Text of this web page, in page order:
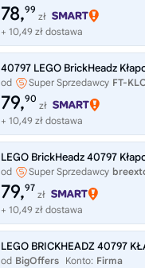
78,99
zł
+ 10,49 zł dostawa
40797 LEGO BrickHeadz
od Super Sprzedawcy FT-
79,90
zł
+ 10,49 zł dostawa
LEGO BrickHeadz 40797
od Super Sprzedawcy
79,97
zł
+ 10,49 zł dostawa
od BigOffers Konto: Firma